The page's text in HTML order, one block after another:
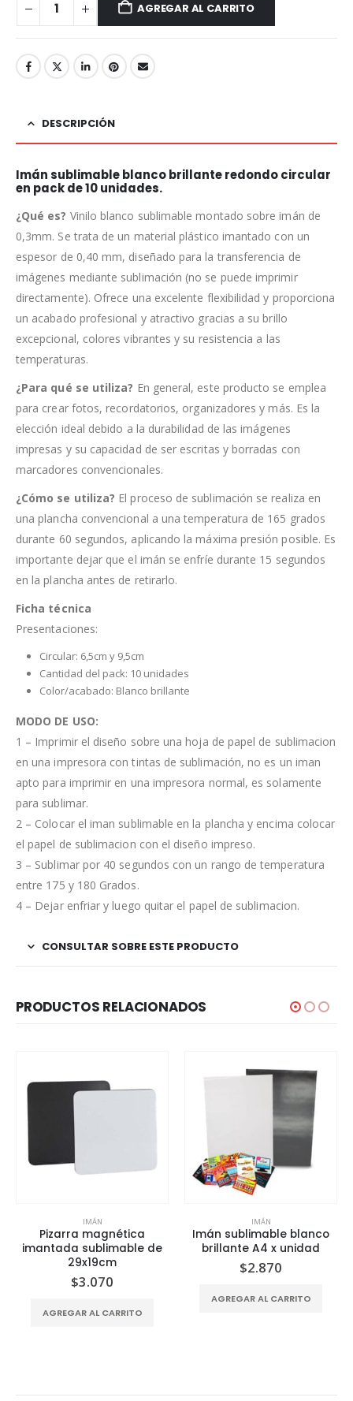
AGREGAR AL CARRITO
DESCRIPCIÓN
Imán sublimable blanco brillante redondo circular
en pack de 10 unidades.
¿Qué es? Vinilo blanco sublimable montado sobre imán de
0,3mm. Se trata de un material plástico imantado con un
espesor de 0,40 mm, diseñado para la transferencia de
imágenes mediante sublimación (no se puede imprimir
directamente). Ofrece una excelente flexibilidad y proporciona
un acabado profesional y atractivo gracias a su brillo
excepcional, colores vibrantes y su resistencia a las
temperaturas.
¿Para qué se utiliza? En general, este producto se emplea
para crear fotos, recordatorios, organizadores y más. Es la
elección ideal debido a la durabilidad de las imágenes
impresas y su capacidad de ser escritas y borradas con
marcadores convencionales.
¿Cómo se utiliza? El proceso de sublimación se realiza en
una plancha convencional a una temperatura de 165 grados
durante 60 segundos, aplicando la máxima presión posible. Es
importante dejar que el imán se enfríe durante 15 segundos
en la plancha antes de retirarlo.
Ficha técnica
Presentaciones:
Circular: 6,5cm y 9,5cm
Cantidad del pack: 10 unidades
Color/acabado: Blanco brillante
MODO DE USO:
1 – Imprimir el diseño sobre una hoja de papel de sublimacion
en una impresora con tintas de sublimación, no es un iman
apto para imprimir en una impresora normal, es solamente
para sublimar.
2 – Colocar el iman sublimable en la plancha y encima colocar
el papel de sublimacion con el diseño impreso.
3 – Sublimar por 40 segundos con un rango de temperatura
entre 175 y 180 Grados.
4 – Dejar enfriar y luego quitar el papel de sublimacion.
CONSULTAR SOBRE ESTE PRODUCTO
PRODUCTOS RELACIONADOS
IMÁN
Pizarra magnética
imantada sublimable de
29x19cm
$3.070
AGREGAR AL CARRITO
IMÁN
Imán sublimable blanco
brillante A4 x unidad
$2.870
AGREGAR AL CARRITO